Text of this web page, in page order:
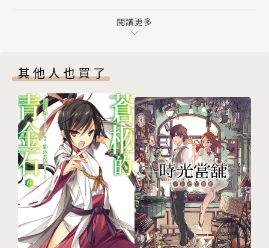
後記
特別附錄：紅之漢尼拔
特別附錄2
版權頁
閱讀更多
其他人也買了